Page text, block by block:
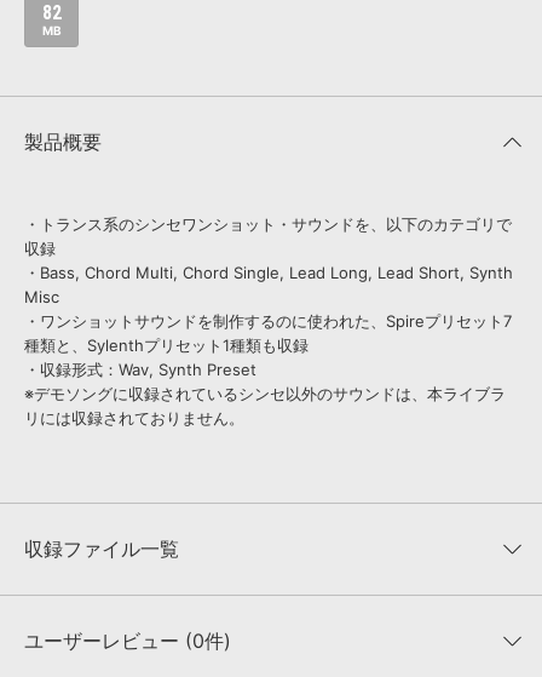
APS
SLS 音素材の制作・ライセンス提供
82
MB
製品概要
・トランス系のシンセワンショット・サウンドを、以下のカテゴリで
収録
・Bass, Chord Multi, Chord Single, Lead Long, Lead Short, Synth
Misc
・ワンショットサウンドを制作するのに使われた、Spireプリセット7
種類と、Sylenthプリセット1種類も収録
・収録形式：Wav, Synth Preset
※デモソングに収録されているシンセ以外のサウンドは、本ライブラ
リには収録されておりません。
収録ファイル一覧
収録ファイル一覧
ユーザーレビュー (0件)